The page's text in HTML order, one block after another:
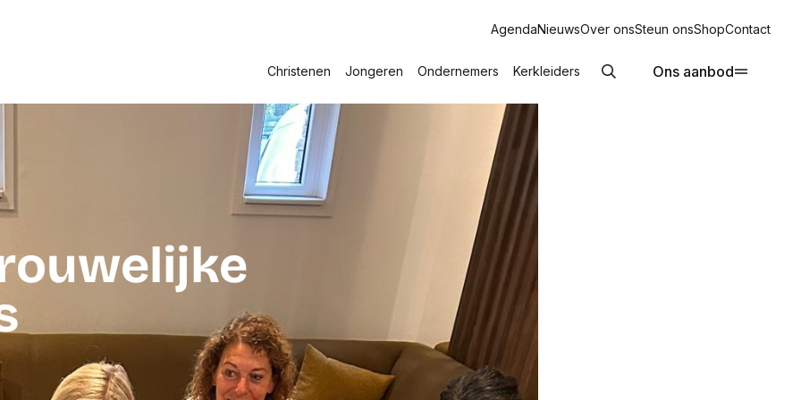
AgendaNieuwsOver onsSteun onsShopContact
Christenen Jongeren Ondernemers Kerkleiders Ons aanbod